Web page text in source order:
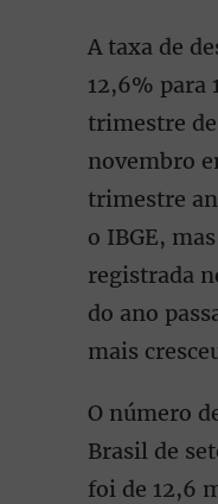
A taxa de
12,6% para
trimestre
novembro
trimestre
o IBGE,
registrada
do ano
mais
O número
Brasil de
foi de 12,6